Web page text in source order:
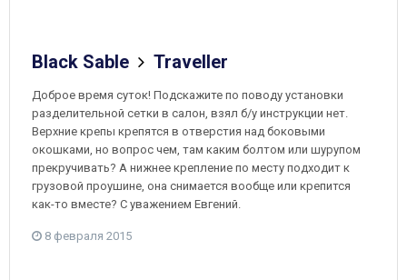
Black Sable Traveller
Доброе время суток! Подскажите по поводу установки
разделительной сетки в салон, взял б/у инструкции нет.
Верхние крепы крепятся в отверстия над боковыми
окошками, но вопрос чем, там каким болтом или шурупом
прекручивать? А нижнее крепление по месту подходит к
грузовой проушине, она снимается вообще или крепится
как-то вместе? С уважением Евгений.
8 февраля 2015